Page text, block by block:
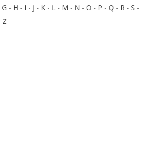
G - H - I - J - K - L - M - N - O - P - Q - R - S -
Z